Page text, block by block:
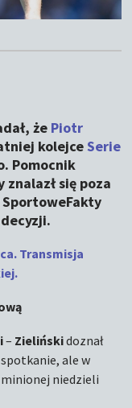
że Piotr
kolejceSerie
Pomocnik
znalazł się poza
SportoweFakty
Transmisja
– Zielińskidoznał
ale w
minionej niedzieli